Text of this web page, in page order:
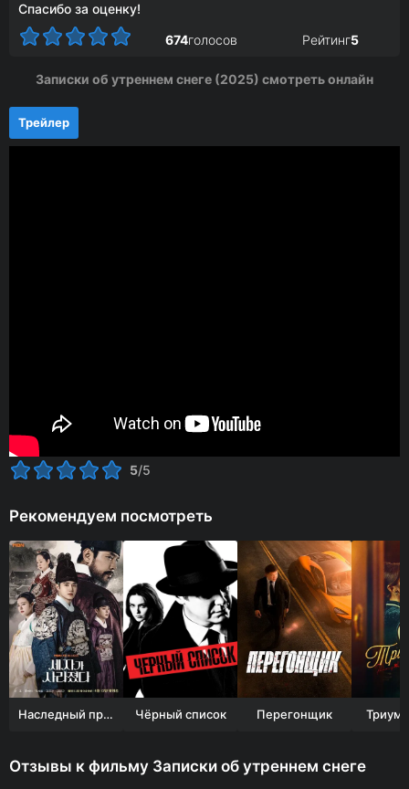
Спасибо за оценку!
674голосов Рейтинг5
Записки об утреннем снеге (2025) смотреть онлайн
Трейлер
5/5
Рекомендуем посмотреть
Наследный принц исчез Чёрный список Перегонщик
Отзывы к фильму Записки об утреннем снеге